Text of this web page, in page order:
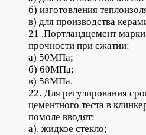
б) изготовления
в) для производства
21 .Портландцемент
прочности при сжатии:
а) 50МПа;
б) 60МПа;
в) 58МПа.
22. Для регулирования
цементного теста в
помоле вводят:
а). жидкое стекло;